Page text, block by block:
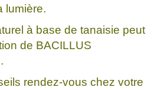
lumière.
à base de tanaisie peut
de BACILLUS
rendez-vous chez votre